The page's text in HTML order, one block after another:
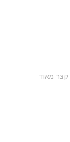
קצר מאוד